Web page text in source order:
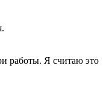
работы. Я считаю это